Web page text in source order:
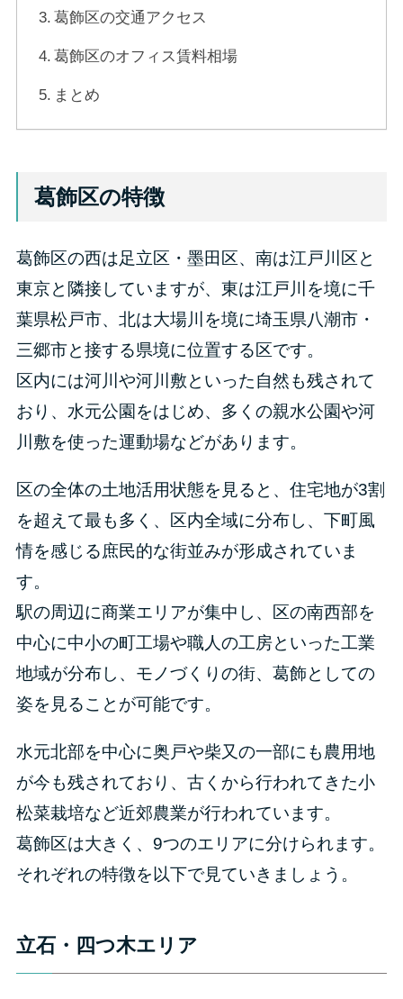
葛飾区の交通アクセス
葛飾区のオフィス賃料相場
まとめ
葛飾区の特徴
葛飾区の西は足立区・墨田区、南は江戸川区と
東京と隣接していますが、東は江戸川を境に千
葉県松戸市、北は大場川を境に埼玉県八潮市・
三郷市と接する県境に位置する区です。
区内には河川や河川敷といった自然も残されて
おり、水元公園をはじめ、多くの親水公園や河
川敷を使った運動場などがあります。
区の全体の土地活用状態を見ると、住宅地が3割
を超えて最も多く、区内全域に分布し、下町風
情を感じる庶民的な街並みが形成されていま
す。
駅の周辺に商業エリアが集中し、区の南西部を
中心に中小の町工場や職人の工房といった工業
地域が分布し、モノづくりの街、葛飾としての
姿を見ることが可能です。
水元北部を中心に奥戸や柴又の一部にも農用地
が今も残されており、古くから行われてきた小
松菜栽培など近郊農業が行われています。
葛飾区は大きく、9つのエリアに分けられます。
それぞれの特徴を以下で見ていきましょう。
立石・四つ木エリア